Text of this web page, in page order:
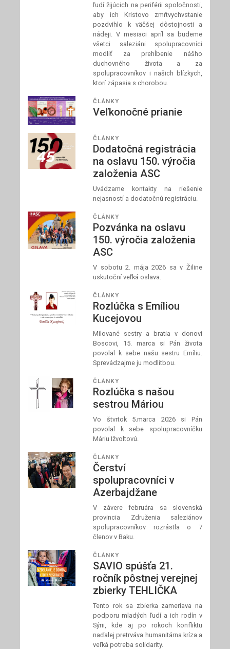
ľudí žijúcich na periférii spoločnosti,
aby ich Kristovo zmŕtvychvstanie
pozdvihlo k väčšej dôstojnosti a
nádeji. V mesiaci apríl sa budeme
všetci saleziáni spolupracovníci
modliť za prehĺbenie nášho
duchovného života a za
spolupracovníkov i našich blízkych,
ktorí zápasia s chorobou.
ČLÁNKY
Veľkonočné prianie
ČLÁNKY
Dodatočná registrácia
na oslavu 150. výročia
založenia ASC
Uvádzame kontakty na riešenie
nejasností a dodatočnú registráciu.
ČLÁNKY
Pozvánka na oslavu
150. výročia založenia
ASC
V sobotu 2. mája 2026 sa v Žiline
uskutoční veľká oslava.
ČLÁNKY
Rozlúčka s Emíliou
Kucejovou
Milované sestry a bratia v donovi
Boscovi, 15. marca si Pán života
povolal k sebe našu sestru Emíliu.
Sprevádzajme ju modlitbou.
ČLÁNKY
Rozlúčka s našou
sestrou Máriou
Vo štvrtok 5.marca 2026 si Pán
povolal k sebe spolupracovníčku
Máriu Ižvoltovú.
ČLÁNKY
Čerství
spolupracovníci v
Azerbajdžane
V závere februára sa slovenská
provincia Združenia saleziánov
spolupracovníkov rozrástla o 7
členov v Baku.
ČLÁNKY
SAVIO spúšťa 21.
ročník pôstnej verejnej
zbierky TEHLIČKA
Tento rok sa zbierka zameriava na
podporu mladých ľudí a ich rodín v
Sýrii, kde aj po rokoch konfliktu
naďalej pretrváva humanitárna kríza a
veľká potreba solidarity.